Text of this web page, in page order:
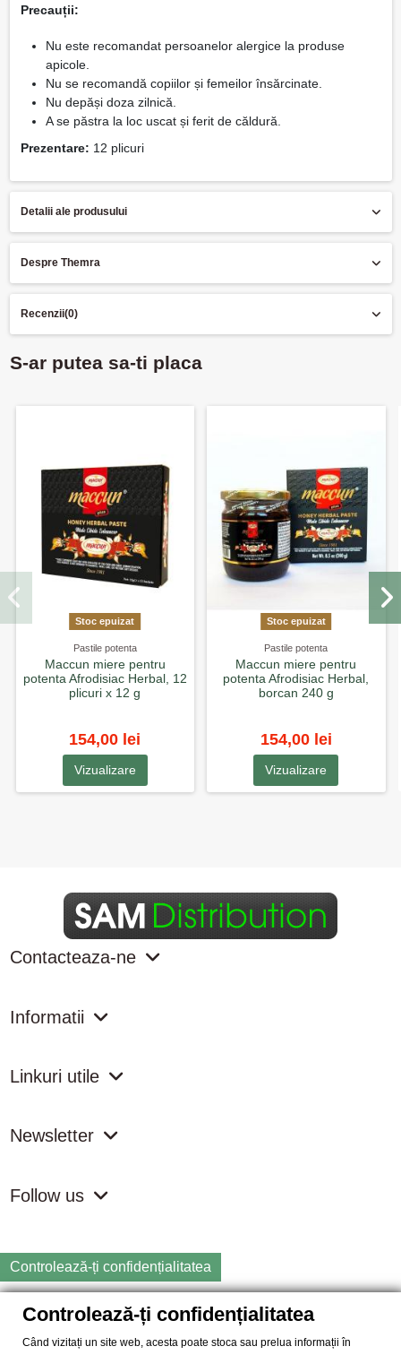
Precauții:
Nu este recomandat persoanelor alergice la produse
apicole.
Nu se recomandă copiilor și femeilor însărcinate.
Nu depăși doza zilnică.
A se păstra la loc uscat și ferit de căldură.
Prezentare: 12 plicuri
Detalii ale produsului
Despre Themra
Recenzii(0)
S-ar putea sa-ti placa
Stoc epuizat
Pastile potenta
Maccun miere pentru
potenta Afrodisiac Herbal, 12
plicuri x 12 g
154,00 lei
Vizualizare
Stoc epuizat
Pastile potenta
Maccun miere pentru
potenta Afrodisiac Herbal,
borcan 240 g
154,00 lei
Vizualizare
Contacteaza-ne
Informatii
Linkuri utile
Newsletter
Follow us
Controlează-ți confidențialitatea
Copyright
2026 samdistribution.ro - Magazin online cu Produse
Controlează-ți confidențialitatea
Când vizitați un site web, acesta poate stoca sau prelua informații în